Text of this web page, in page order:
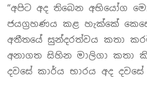
“අපිට අද තිබෙන අභියෝග
ජයග්‍රහණය කළ හැක්කේ
අතීතයේ සුන්දරත්වය කතා
අනාගත සිහින මාලිගා කතා
දවසේ කාර්ය භාරය අද